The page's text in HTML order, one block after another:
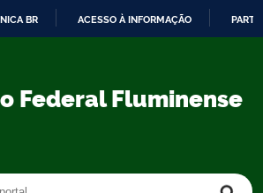
CONTEÚDO
BR ACESSO À INFORMAÇÃO
Federal Fluminense